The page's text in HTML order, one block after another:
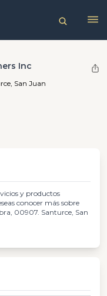
Inc
San Juan
y productos
conocer más sobre
00907. Santurce, San